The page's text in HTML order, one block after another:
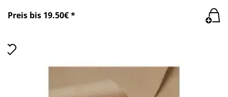
Preis bis 19.50€ *